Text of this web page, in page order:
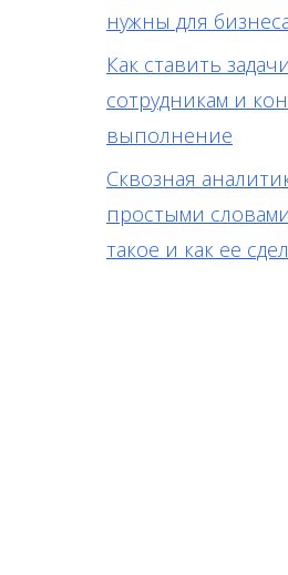
нужны для
Как ставить
сотрудникам и
выполнение
Сквозная
простыми
такое и как ее